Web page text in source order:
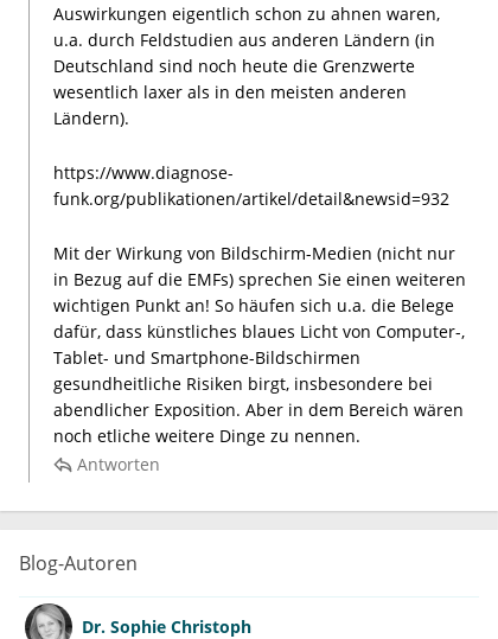
Auswirkungen eigentlich schon zu ahnen waren,
u.a. durch Feldstudien aus anderen Ländern (in
Deutschland sind noch heute die Grenzwerte
wesentlich laxer als in den meisten anderen
Ländern).
https://www.diagnose-
funk.org/publikationen/artikel/detail&newsid=932
Mit der Wirkung von Bildschirm-Medien (nicht nur
in Bezug auf die EMFs) sprechen Sie einen weiteren
wichtigen Punkt an! So häufen sich u.a. die Belege
dafür, dass künstliches blaues Licht von Computer-,
Tablet- und Smartphone-Bildschirmen
gesundheitliche Risiken birgt, insbesondere bei
abendlicher Exposition. Aber in dem Bereich wären
noch etliche weitere Dinge zu nennen.
Antworten
Blog-Autoren
Dr. Sophie Christoph